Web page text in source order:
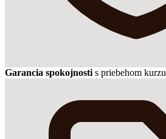
Garancia spokojnosti s priebehom kurzu